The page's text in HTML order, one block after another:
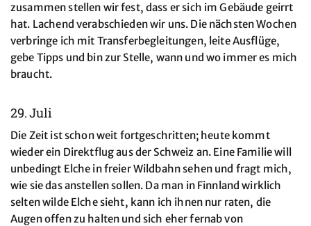
zusammen stellen wir fest, dass er sich im Gebäude geirrt
hat. Lachend verabschieden wir uns. Die nächsten Wochen
verbringe ich mit Transferbegleitungen, leite Ausflüge,
gebe Tipps und bin zur Stelle, wann und wo immer es mich
braucht.
29. Juli
Die Zeit ist schon weit fortgeschritten; heute kommt
wieder ein Direktflug aus der Schweiz an. Eine Familie will
unbedingt Elche in freier Wildbahn sehen und fragt mich,
wie sie das anstellen sollen. Da man in Finnland wirklich
selten wilde Elche sieht, kann ich ihnen nur raten, die
Augen offen zu halten und sich eher fernab von